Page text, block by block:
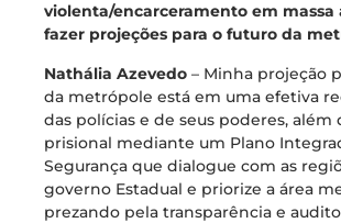
violenta/encarceramento em massa
fazer projeções para o futuro da
Nathália Azevedo – Minha projeção
da metrópole está em uma efetiva
das polícias e de seus poderes, além
prisional mediante um Plano
Segurança que dialogue com as
governo Estadual e priorize a área
prezando pela transparência e